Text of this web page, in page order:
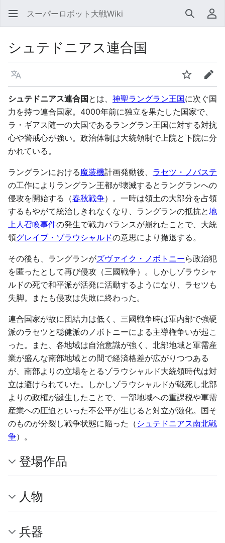
スーパーロボット大戦Wiki 検索 利
シュテドニアス連合国
言語 ウォッチ編集
シュテドニアス連合国 とは、 神聖ラングラン王国に次ぐ国
力を持つ連合国家。4000年前に独立を果たした国家で、
ラ・ギアス随一の大国であるラングラン王国に対する対抗
心や警戒心が強い。政治体制は大統領制で上院と下院に分
かれている。
ラングランにおける魔装機計画発動後、 ラセツ・ノバステ
の工作によりラングラン王都が壊滅するとラングランへの
侵攻を開始する（春秋戦争）。一時は領土の大部分を占領
するもやがて統治しきれなくなり、ラングランの抵抗と地
上人召喚事件の発生で戦力バランスが崩れたことで、大統
領グレイブ・ゾラウシャルドの意思により撤退する。
その後も、ラングランがズヴァイク・ノボトニーら政治犯
を匿ったとして再び侵攻（三國戦争）。しかしゾラウシャ
ルドの死で和平派が活発に活動するようになり、ラセツも
失脚。またも侵攻は失敗に終わった。
連合国家が故に団結力は低く、三國戦争時は軍内部で強硬
派のラセツと穏健派のノボトニーによる主導権争いが起こ
った。また、各地域は自治意識が強く、北部地域と軍需産
業が盛んな南部地域との間で経済格差が広がりつつある
が、南部よりの立場をとるゾラウシャルド大統領時代は対
立は避けられていた。しかしゾラウシャルドが戦死し北部
よりの政権が誕生したことで、一部地域への重課税や軍需
産業への圧迫といった不公平が生じると対立が激化。国そ
のものが分裂し戦争状態に陥った（ シュテドニアス南北戦
争）。
登場作品
人物
兵器